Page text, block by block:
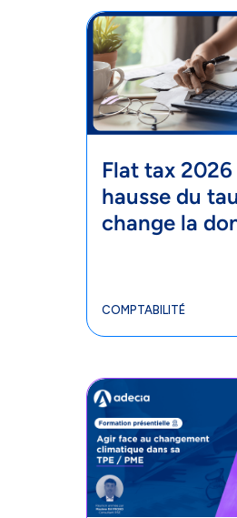
Flat tax
hausse du
change la
COMPTABILITÉ